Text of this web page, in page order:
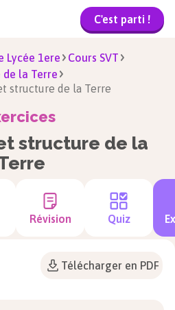
C'est parti !
Lycée 1ere
Cours SVT
la Terre
structure de la Terre
structure de la
Révision Quiz
Télécharger en PDF